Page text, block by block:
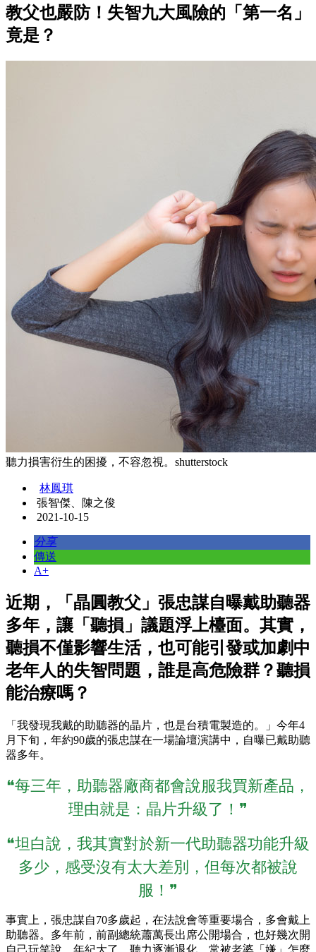
教父也嚴防！失智九大風險的「第一名」
竟是？
聽力損害衍生的困擾，不容忽視。shutterstock
林鳳琪
張智傑、陳之俊
2021-10-15
分享
傳送
A+
近期，「晶圓教父」張忠謀自曝戴助聽器
多年，讓「聽損」議題浮上檯面。其實，
聽損不僅影響生活，也可能引發或加劇中
老年人的失智問題，誰是高危險群？聽損
能治療嗎？
「我發現我戴的助聽器的晶片，也是台積電製造的。」今年4
月下旬，年約90歲的張忠謀在一場論壇演講中，自曝已戴助聽
器多年。
❝每三年，助聽器廠商都會說服我買新產品，
理由就是：晶片升級了！❞
❝坦白說，我其實對於新一代助聽器功能升級
多少，感受沒有太大差別，但每次都被說
服！❞
事實上，張忠謀自70多歲起，在法說會等重要場合，多會戴上
助聽器。多年前，前副總統蕭萬長出席公開場合，也好幾次開
自己玩笑說，年紀大了，聽力逐漸退化，常被老婆「嫌」怎麼